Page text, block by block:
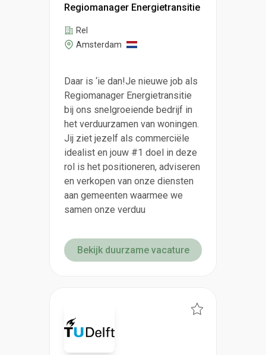
Regiomanager Energietransitie
Rel
Amsterdam
Daar is ‘ie dan!Je nieuwe job als
Regiomanager Energietransitie
bij ons snelgroeiende bedrijf in
het verduurzamen van woningen.
Jij ziet jezelf als commerciële
idealist en jouw #1 doel in deze
rol is het positioneren, adviseren
en verkopen van onze diensten
aan gemeenten waarmee we
samen onze verduu
Bekijk duurzame vacature